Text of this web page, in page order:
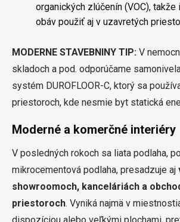
organických zlúčenín (VOC),
obáv použiť aj v uzavretých
MODERNE STAVEBNINY TIP: V
skladoch a pod. odporúčame
systém DUROFLOOR-C, ktorý sa
priestoroch, kde nesmie byt statická
Moderné a komerčné interiéry
V posledných rokoch sa liata podlaha,
mikrocementová podlaha, presadzuje aj
showroomoch, kanceláriách a
priestoroch. Vyniká najmä v